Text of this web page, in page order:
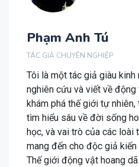
Phạm Anh Tú
TÁC GIẢ CHUYÊN NGHIỆP
Tôi là một tác giả giàu
nghiên cứu và viết về
khám phá thế giới tự
tìm hiểu sâu về đời sống
học, và vai trò của các loài
mang đến cho độc giả
Thế giới động vật hoang